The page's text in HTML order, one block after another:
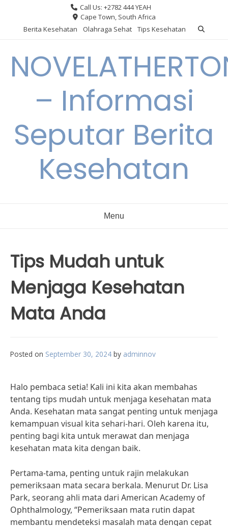
content
Call Us: +2782 444 YEAH
Cape Town, South Africa
Berita Kesehatan
Olahraga Sehat Tips Kesehatan
– Informasi
Seputar Berita
Kesehatan
Menu
Tips Mudah untuk
Menjaga Kesehatan
Mata Anda
Posted on September 30, 2024 by adminnov
Halo pembaca setia! Kali ini kita akan membahas
tentang tips mudah untuk menjaga kesehatan mata
Anda. Kesehatan mata sangat penting untuk menjaga
kemampuan visual kita sehari-hari. Oleh karena itu,
penting bagi kita untuk merawat dan menjaga
kesehatan mata kita dengan baik.
Pertama-tama, penting untuk rajin melakukan
pemeriksaan mata secara berkala. Menurut Dr. Lisa
Park, seorang ahli mata dari American Academy of
Ophthalmology, “Pemeriksaan mata rutin dapat
membantu mendeteksi masalah mata dengan cepat